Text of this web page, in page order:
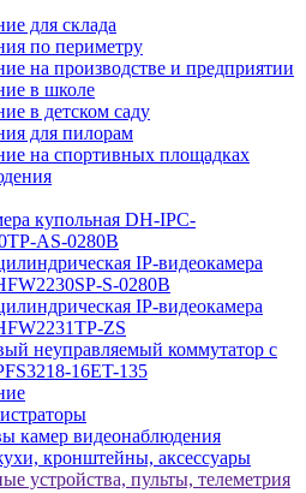
для склада
по периметру
на производстве и предприятии
в школе
в детском саду
для пилорам
на спортивных площадках
купольная DH-IPC-
AS-0280B
IP-видеокамера
S-0280B
IP-видеокамера
ZS
неуправляемый коммутатор с
16ET-135
камер видеонаблюдения
кронштейны, аксессуары
устройства, пульты, телеметрия